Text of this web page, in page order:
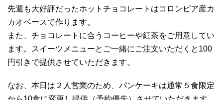
先週も大好評だったホットチョコレートはコロンビア産カ
カオベースで作ります。
また、チョコレートに合うコーヒーや紅茶をご用意してい
ます。スイーツメニューとご一緒にご注文いただくと100
円引きで提供させていただきます。
なお、本日は２人営業のため、パンケーキは通常５食限定